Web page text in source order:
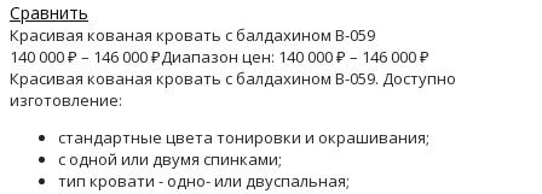
Сравнить
Красивая кованая кровать с балдахином B-059
140 000₽ – 146 000₽Диапазон цен: 140 000 ₽ – 146 000 ₽
Красивая кованая кровать с балдахином B-059. Доступно
изготовление:
стандартные цвета тонировки и окрашивания;
с одной или двумя спинками;
тип кровати - одно- или двуспальная;